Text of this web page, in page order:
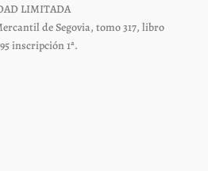
LIMITADA
de Segovia, tomo 317, libro
inscripción 1ª.